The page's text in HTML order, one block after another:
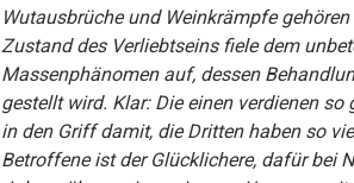
Wutausbrüche und Weinkrämpfe
Zustand des Verliebtseins fiele dem
Massenphänomen auf, dessen
gestellt wird. Klar: Die einen verdienen
in den Griff damit, die Dritten haben so
Betroffene ist der Glücklichere, dafür bei